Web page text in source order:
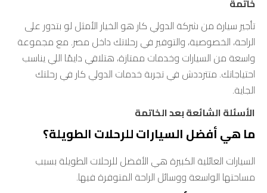
تأجير سيارة من شركة الدولي كار هو الخيار الأمثل لو بتدور على
الراحة، الخصوصية، والتوفير في رحلاتك داخل مصر. مع مجموعة
واسعة من السيارات وخدمات ممتازة، هتلاقي دايمًا اللي يناسب
احتياجاتك. متترددش في تجربة خدمات الدولي كار في رحلتك
الجاية.
الأسئلة الشائعة بعد الخاتمة
ما هي أفضل السيارات للرحلات الطويلة؟
السيارات العائلية الكبيرة هي الأفضل للرحلات الطويلة بسبب
مساحتها الواسعة ووسائل الراحة المتوفرة فيها.